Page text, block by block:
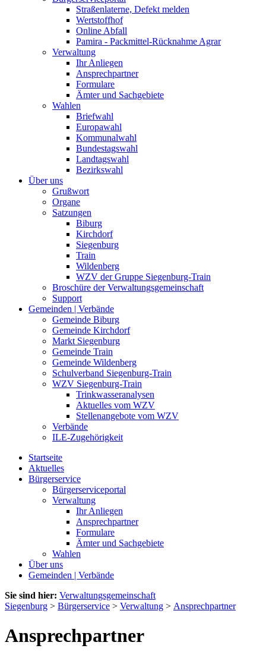
Straßenlaterne, Defekt melden
Wertstoffhof
Online Abfall
Pamira - Packmittel-Rücknahme Agrar
Verwaltung
Ihr Anliegen
Ansprechpartner
Formulare
Ämter und Sachgebiete
Wahlen
Briefwahl
Europawahl
Kommunalwahl
Bundestagswahl
Landtagswahl
Bezirkswahl
Über uns
Grußwort
Organe
Satzungen
Biburg
Kirchdorf
Siegenburg
Train
Wildenberg
WZV der Gruppe Siegenburg-Train
Broschüre der Verwaltungsgemeinschaft
Support
Gemeinden | Verbände
Gemeinde Biburg
Gemeinde Kirchdorf
Markt Siegenburg
Gemeinde Train
Gemeinde Wildenberg
Schulverband Siegenburg-Train
WZV Siegenburg-Train
Trinkwasseranalysen
Aktuelles vom WZV
Stellenangebote vom WZV
Verbände
ILE-Zugehörigkeit
Startseite
Aktuelles
Bürgerservice
Bürgerserviceportal
Verwaltung
Ihr Anliegen
Ansprechpartner
Formulare
Ämter und Sachgebiete
Wahlen
Über uns
Gemeinden | Verbände
Sie sind hier: Verwaltungsgemeinschaft
Siegenburg > Bürgerservice > Verwaltung > Ansprechpartner
Ansprechpartner